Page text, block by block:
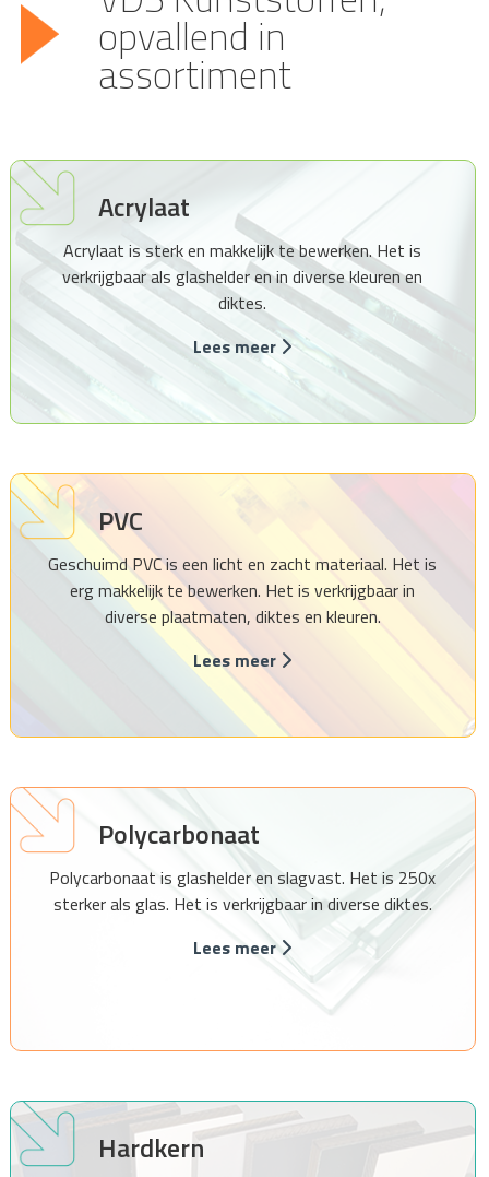
opvallend in
assortiment
Acrylaat
Acrylaat is sterk en makkelijk te bewerken. Het is
verkrijgbaar als glashelder en in diverse kleuren en
diktes.
Lees meer
PVC
Geschuimd PVC is een licht en zacht materiaal. Het is
erg makkelijk te bewerken. Het is verkrijgbaar in
diverse plaatmaten, diktes en kleuren.
Lees meer
Polycarbonaat
Polycarbonaat is glashelder en slagvast. Het is 250x
sterker als glas. Het is verkrijgbaar in diverse diktes.
Lees meer
Hardkern